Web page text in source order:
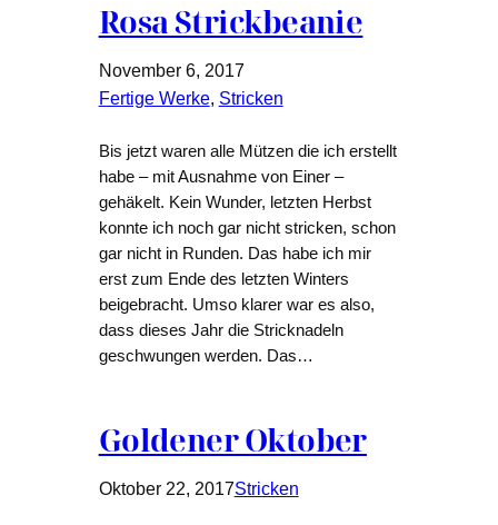
Rosa Strickbeanie
November 6, 2017
Fertige Werke, Stricken
Bis jetzt waren alle Mützen die ich erstellt
habe – mit Ausnahme von Einer –
gehäkelt. Kein Wunder, letzten Herbst
konnte ich noch gar nicht stricken, schon
gar nicht in Runden. Das habe ich mir
erst zum Ende des letzten Winters
beigebracht. Umso klarer war es also,
dass dieses Jahr die Stricknadeln
geschwungen werden. Das…
Goldener Oktober
Oktober 22, 2017Stricken